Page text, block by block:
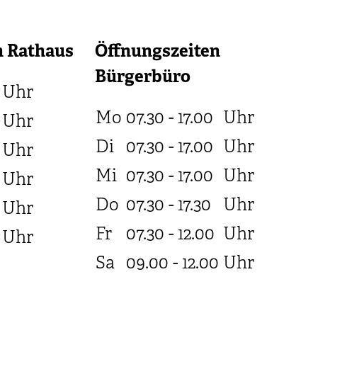
Rathaus
Uhr
Uhr
Uhr
Uhr
Uhr
Uhr
Öffnungszeiten
Bürgerbüro
Mo 07.30 - 17.00 Uhr
Di 07.30 - 17.00 Uhr
Mi 07.30 - 17.00 Uhr
Do 07.30 - 17.30
Uhr
Fr
07.30 - 12.00 Uhr
Sa 09.00 - 12.00 Uhr